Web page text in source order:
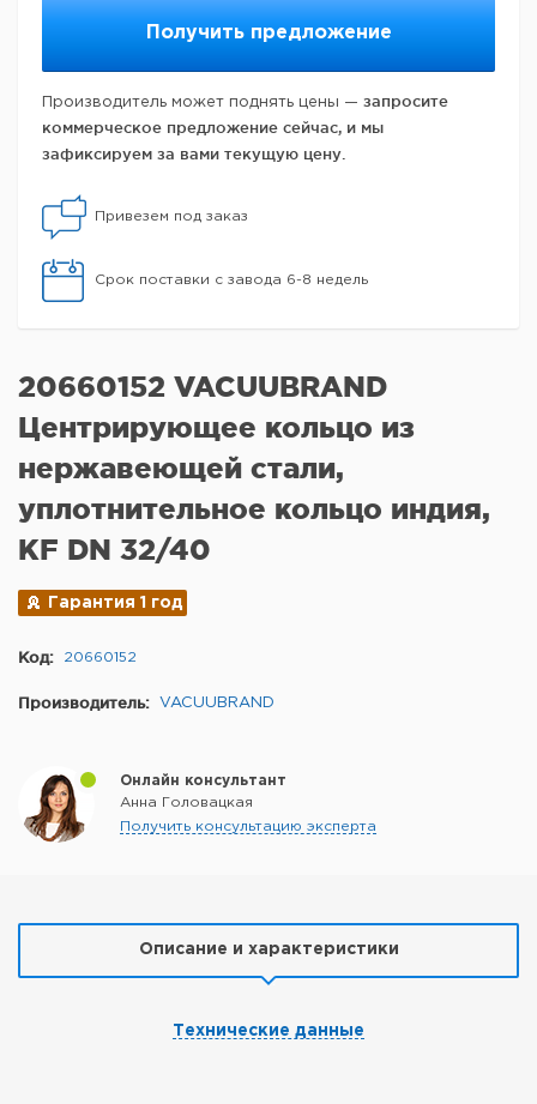
Получить предложение
Производитель может поднять цены — запросите
коммерческое предложение сейчас, и мы
зафиксируем за вами текущую цену.
Привезем под заказ
Срок поставки с завода 6-8 недель
20660152 VACUUBRAND
Центрирующее кольцо из
нержавеющей стали,
уплотнительное кольцо индия,
KF DN 32/40
Гарантия 1 год
Код: 20660152
Производитель: VACUUBRAND
Онлайн консультант
Анна Головацкая
Получить консультацию эксперта
Описание и характеристики
Технические данные